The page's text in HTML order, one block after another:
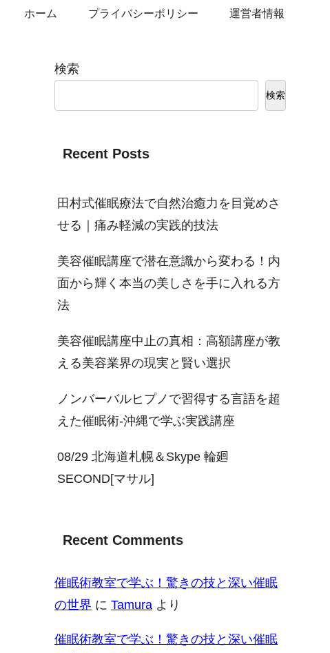
ホーム プライバシーポリシー 運営者情報
検索
検索
Recent Posts
田村式催眠療法で自然治癒力を目覚めさ
せる｜痛み軽減の実践的技法
美容催眠講座で潜在意識から変わる！内
面から輝く本当の美しさを手に入れる方
法
美容催眠講座中止の真相：高額講座が教
える美容業界の現実と賢い選択
ノンバーバルヒプノで習得する言語を超
えた催眠術-沖縄で学ぶ実践講座
08/29 北海道札幌＆Skype 輪廻
SECOND[マサル]
Recent Comments
催眠術教室で学ぶ！驚きの技と深い催眠
の世界 に Tamura より
催眠術教室で学ぶ！驚きの技と深い催眠